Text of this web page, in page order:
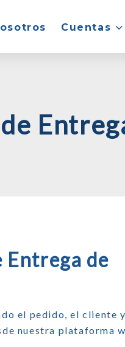
Cuentas
Entrega de
el pedido, el
nuestra plataforma